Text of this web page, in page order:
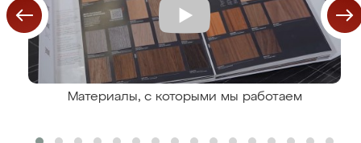
Материалы, с которыми мы работаем